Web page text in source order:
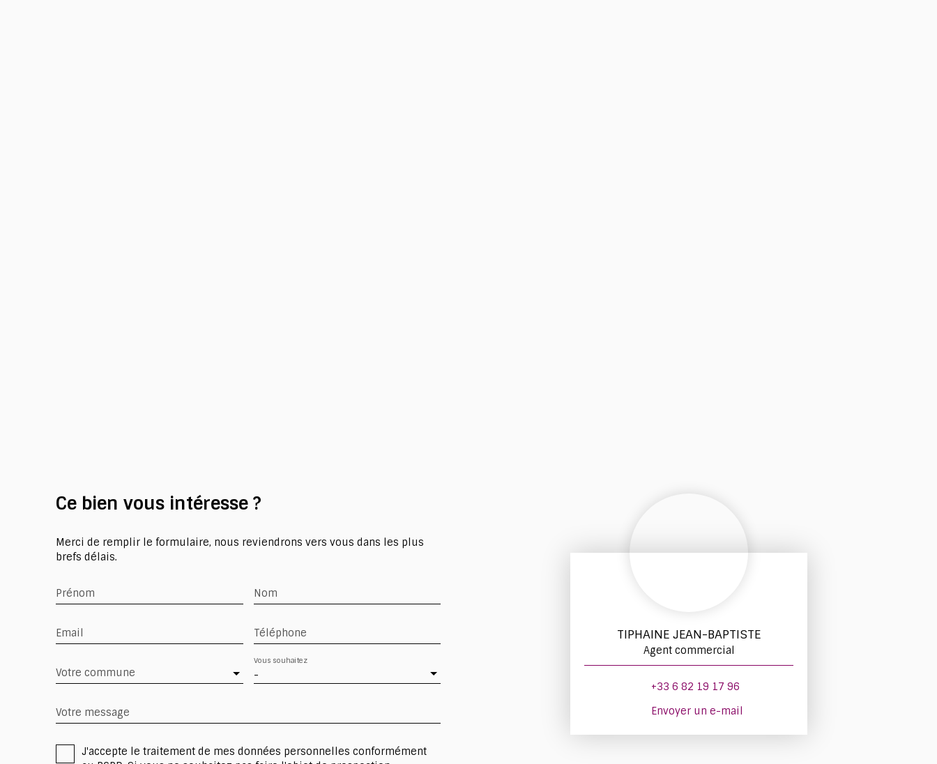
Ce bien vous intéresse ?
Merci de remplir le formulaire, nous reviendrons vers vous dans les plus
brefs délais.
Prénom Nom
Email Téléphone
Votre commune -
Vous souhaitez
Votre message
J'accepte le traitement de mes données personnelles conformément
TIPHAINE JEAN-BAPTISTE
Agent commercial
+33 6 82 19 17 96
Envoyer un e-mail